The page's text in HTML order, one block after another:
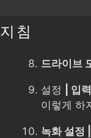
지침
드라이브
설정 | 입
이렇게 하
녹화 설정